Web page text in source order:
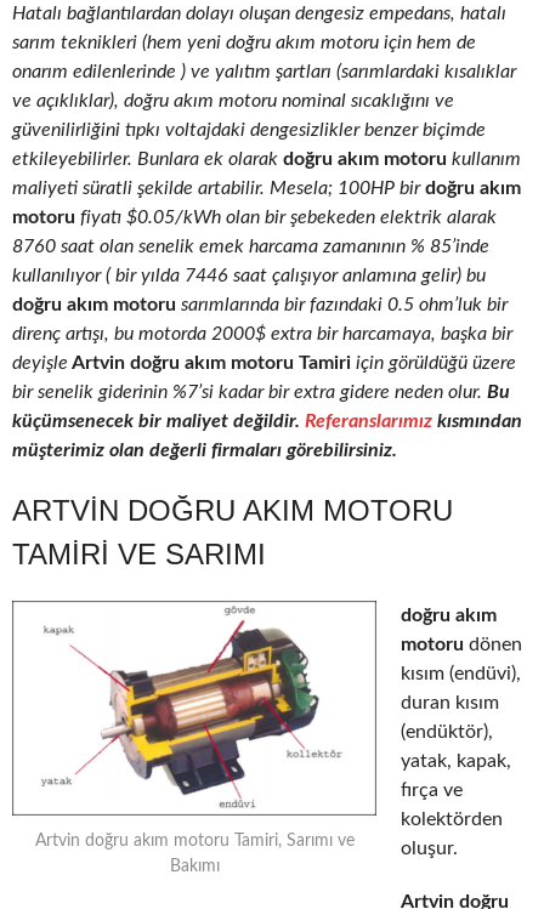
Hatalı bağlantılardan dolayı oluşan dengesiz empedans, hatalı
sarım teknikleri (hem yeni doğru akım motoru için hem de
onarım edilenlerinde ) ve yalıtım şartları (sarımlardaki kısalıklar
ve açıklıklar), doğru akım motoru nominal sıcaklığını ve
güvenilirliğini tıpkı voltajdaki dengesizlikler benzer biçimde
etkileyebilirler. Bunlara ek olarak doğru akım motoru kullanım
maliyeti süratli şekilde artabilir. Mesela; 100HP birdoğru akım
motoru fiyatı $0.05/kWh olan bir şebekeden elektrik alarak
8760 saat olan senelik emek harcama zamanının % 85’inde
kullanılıyor ( bir yılda 7446 saat çalışıyor anlamına gelir) bu
doğru akım motoru sarımlarında bir fazındaki 0.5 ohm’luk bir
direnç artışı, bu motorda 2000$ extra bir harcamaya, başka bir
deyişle Artvin doğru akım motoru Tamiri için görüldüğü üzere
bir senelik giderinin %7’si kadar bir extra gidere neden olur. Bu
küçümsenecek bir maliyet değildir. Referanslarımız kısmından
müşterimiz olan değerli firmaları görebilirsiniz.
ARTVIN DOĞRU AKIM MOTORU
TAMIRI VE SARIMI
Artvin doğru akım motoru Tamiri, Sarımı ve
Bakımı
doğru akım
motoru dönen
kısım (endüvi),
duran kısım
(endüktör),
yatak, kapak,
fırça ve
kolektörden
oluşur.
Artvin doğru